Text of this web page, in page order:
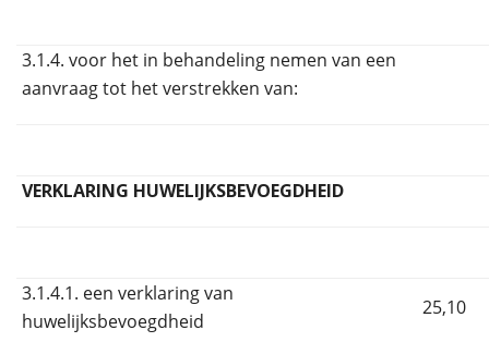
3.1.4. voor het in behandeling nemen van een
aanvraag tot het verstrekken van:
VERKLARING HUWELIJKSBEVOEGDHEID
3.1.4.1. een verklaring van
huwelijksbevoegdheid
25,10